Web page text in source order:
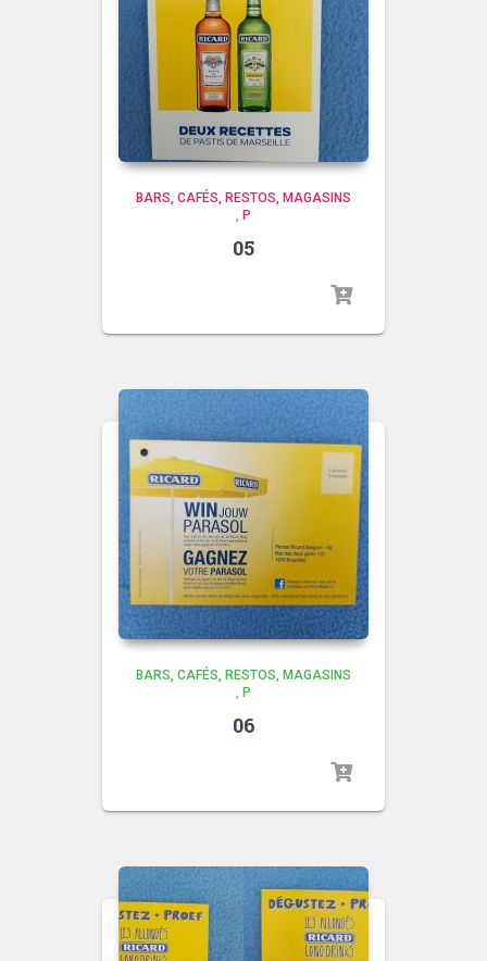
BARS, CAFÉS, RESTOS, MAGASINS
, P
05
BARS, CAFÉS, RESTOS, MAGASINS
, P
06